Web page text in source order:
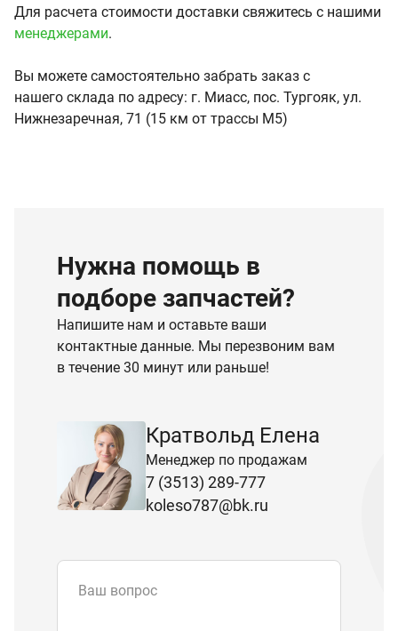
Для расчета стоимости доставки свяжитесь с нашими
менеджерами.
Вы можете самостоятельно забрать заказ с
нашего склада по адресу: г. Миасс, пос. Тургояк, ул.
Нижнезаречная, 71 (15 км от трассы М5)
Нужна помощь в
подборе запчастей?
Напишите нам и оставьте ваши
контактные данные. Мы перезвоним вам
в течение 30 минут или раньше!
Кратвольд Елена
Менеджер по продажам
7 (3513) 289-777
koleso787@bk.ru
Ваш вопрос